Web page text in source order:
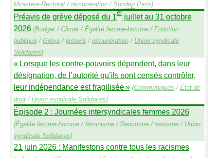
Ministère-Rectorat/ rémunération/ SundepParis)
Préavis de grève déposé du 1erjuillet au 31 octobre
2026 (Budget/ Climat/ Égalité femme-homme/ Fonction
publique/ Grève/ préavis / rémunération/ Union syndicale
Solidaires)
« Lorsque les contre-pouvoirs dépendent, dans leur
désignation, de l’autorité qu’ils sont censés contrôler,
leur indépendance est fragilisée» (Communiqués / État de
droit/ Union syndicale Solidaires)
Épisode 2 : Journées intersyndicales femmes 2026
(Égalité femme-homme/ féminisme/ Rencontre/ sexisme/ Union
syndicale Solidaires)
21 juin 2026 : Manifestons contre tous les racismes